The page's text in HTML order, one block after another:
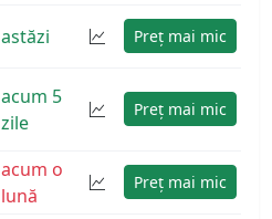
astăzi Preț mai mic
acum 5
zile
Preț mai mic
acum o
lună
Preț mai mic